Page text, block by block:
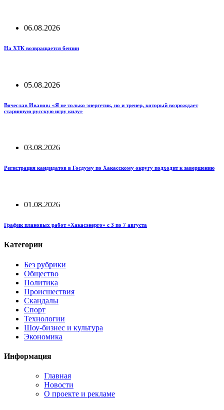
06.08.2026
На ХТК возвращается бензин
05.08.2026
Вячеслав Иванов: «Я не только энергетик, но и тренер, который возрождает
старинную русскую игру килу»
03.08.2026
Регистрация кандидатов в Госдуму по Хакасскому округу подходит к завершению
01.08.2026
График плановых работ «Хакасэнерго» с 3 по 7 августа
Категории
Без рубрики
Общество
Политика
Происшествия
Скандалы
Спорт
Технологии
Шоу-бизнес и культура
Экономика
Информация
Главная
Новости
О проекте и рекламе